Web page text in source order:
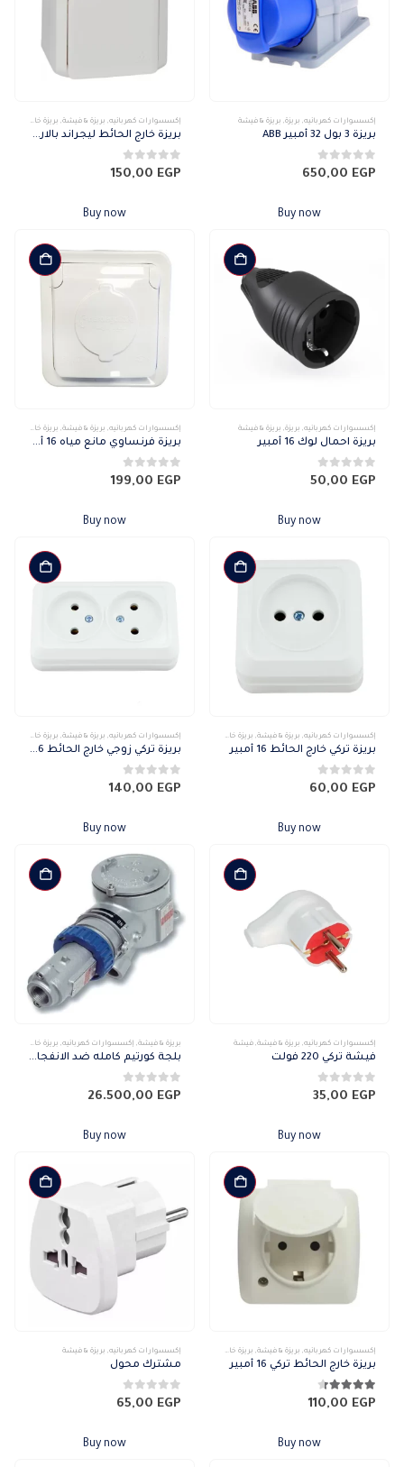
إكسسوارات كهربائيه, بريزة, بريزة & فيشة
بريزة 3 بول 32 أمبير ABB
0من 5 650,00 EGP
Buy now
إكسسوارات كهربائيه, بريزة & فيشة, بريزة خارج
بريزة خارج الحائط ليجراند بالارضي
0من 5 150,00 EGP
Buy now
إكسسوارات كهربائيه, بريزة, بريزة & فيشة
بريزة احمال لوك 16 أمبير
0من 5 50,00 EGP
Buy now
إكسسوارات كهربائيه, بريزة & فيشة, بريزة خارج
بريزة فرنساوي مانع مياه 16 أمبير
0من 5 199,00 EGP
Buy now
إكسسوارات كهربائيه, بريزة & فيشة, بريزة خارج
بريزة تركي خارج الحائط 16 أمبير
0من 5 60,00 EGP
Buy now
إكسسوارات كهربائيه, بريزة & فيشة, بريزة خارج
بريزة تركي زوجي خارج الحائط 16 أمبير
0من 5 140,00 EGP
Buy now
إكسسوارات كهربائيه, بريزة & فيشة, فيشة
فيشة تركي 220 فولت
0من 5 35,00 EGP
Buy now
بريزة & فيشة, إكسسوارات كهربائيه, بريزة خارج
بلجة كورتيم كامله ضد الانفجار 3 بول 16 أمبير
0من 5 26.500,00 EGP
Buy now
إكسسوارات كهربائيه, بريزة & فيشة, بريزة خارج
بريزة خارج الحائط تركي 16 أمبير
4.33من 5
110,00 EGP
Buy now
إكسسوارات كهربائيه, بريزة & فيشة
مشترك محول
0من 5 65,00 EGP
Buy now